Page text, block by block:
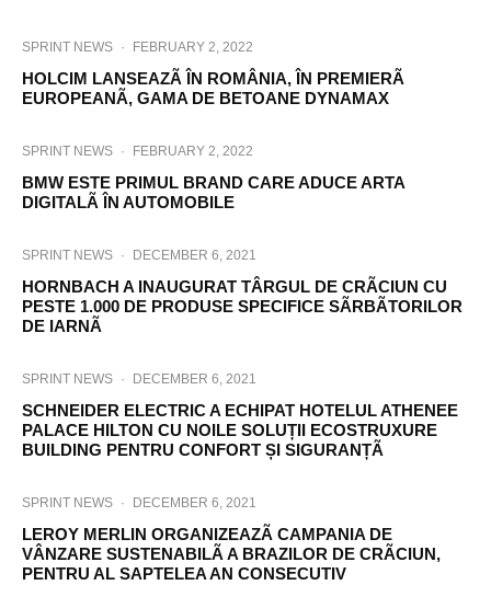
SPRINT NEWS · FEBRUARY 2, 2022
HOLCIM LANSEAZÃ ÎN ROMÂNIA, ÎN PREMIERÃ
EUROPEANÃ, GAMA DE BETOANE DYNAMAX
SPRINT NEWS · FEBRUARY 2, 2022
BMW ESTE PRIMUL BRAND CARE ADUCE ARTA
DIGITALÃ ÎN AUTOMOBILE
SPRINT NEWS · DECEMBER 6, 2021
HORNBACH A INAUGURAT TÂRGUL DE CRÃCIUN CU
PESTE 1.000 DE PRODUSE SPECIFICE SÃRBÃTORILOR
DE IARNÃ
SPRINT NEWS · DECEMBER 6, 2021
SCHNEIDER ELECTRIC A ECHIPAT HOTELUL ATHENEE
PALACE HILTON CU NOILE SOLUȚII ECOSTRUXURE
BUILDING PENTRU CONFORT ȘI SIGURANȚÃ
SPRINT NEWS · DECEMBER 6, 2021
LEROY MERLIN ORGANIZEAZÃ CAMPANIA DE
VÂNZARE SUSTENABILÃ A BRAZILOR DE CRÃCIUN,
PENTRU AL SAPTELEA AN CONSECUTIV